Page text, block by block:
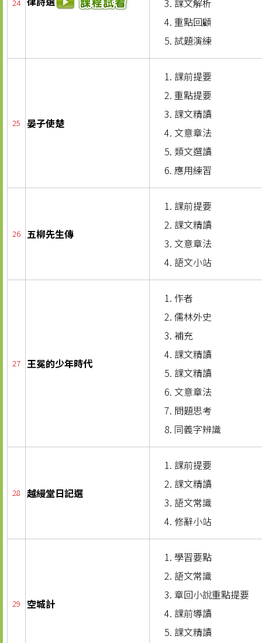
24
課文解析
重點回顧
試題演練
25 晏子使楚
課前提要
重點提要
課文精讀
文意章法
類文選讀
應用練習
26 五柳先生傳
課前提要
課文精讀
文意章法
語文小站
27 王冕的少年時代
作者
儒林外史
補充
課文精讀
課文精讀
文意章法
問題思考
同義字辨識
28 越縵堂日記選
課前提要
課文精讀
語文常識
修辭小站
29 空城計
學習要點
語文常識
章回小說重點提要
課前導讀
課文精讀